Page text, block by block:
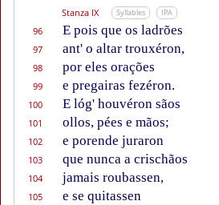
Stanza IX Syllables IPA
96 E pois que os ladrões
97
ant' o altar trouxéron,
98
por eles orações
99
e pregairas fezéron.
100
E lóg' houvéron sãos
101
ollos, pées e mãos;
102
e porende juraron
103
que nunca a crischãos
104
jamais roubassen,
105
e se quitassen